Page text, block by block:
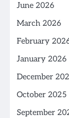
June 2026
March 2026
February
January 2026
December
October 2025
September